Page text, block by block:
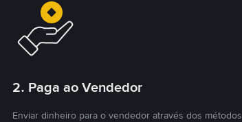
2. Paga ao Vendedor
Enviar dinheiro para o vendedor através dos métodos